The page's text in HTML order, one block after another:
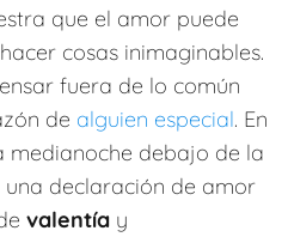
que el amor puede
cosas inimaginables.
fuera de lo común
de alguien especial. En
medianoche debajo de la
declaración de amor
valentía y